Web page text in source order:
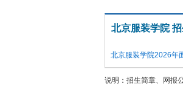
北京服装学院
北京服装学院2026年
说明：招生简章、网报